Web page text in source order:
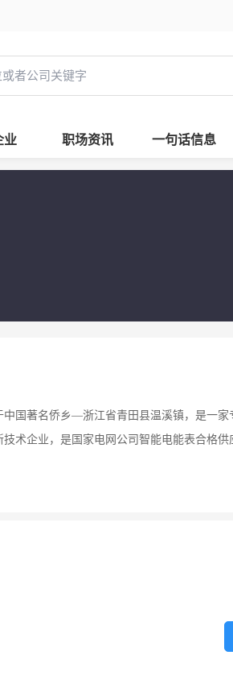
业 职场资讯 一句话信息
国著名侨乡—浙江省青田县温溪镇，是一家
术企业，是国家电网公司智能电能表合格供